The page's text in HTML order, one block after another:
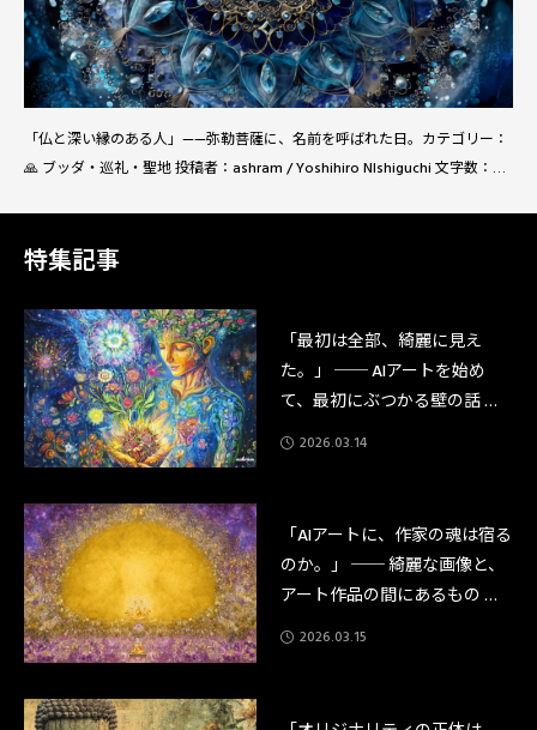
「仏と深い縁のある人」——弥勒菩薩に、名前を呼ばれた日。カテゴリー：
🙏 ブッダ・巡礼・聖地 投稿者：ashram / Yoshihiro NIshiguchi 文字数：約
はずのない場所で、僕の名前が呼ばれた。あの日か
特集記事
「最初は全部、綺麗に見え
た。」 ── AIアートを始め
て、最初にぶつかる壁の話 ─
─ 2026.03.14
「AIアートに、作家の魂は宿る
のか。」 ── 綺麗な画像と、
アート作品の間にあるもの ─
─ 2026.03.15